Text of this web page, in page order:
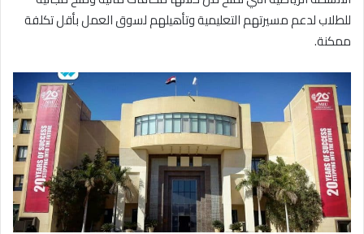
للطلاب لدعم مسيرتهم التعليمية وتأهيلهم لسوق العمل بأقل تكلفة
ممكنة.